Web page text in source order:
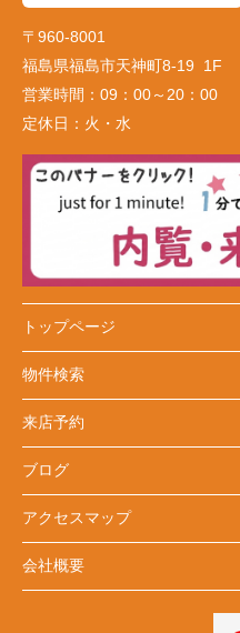
〒960-8001
福島県福島市天神町8-19 1F
営業時間： 09：00～20：00
定休日： 火・水
トップページ
物件検索
来店予約
ブログ
アクセスマップ
会社概要